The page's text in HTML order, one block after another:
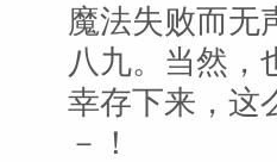
魔法失败而无
八九。当然，
幸存下来，这
－！